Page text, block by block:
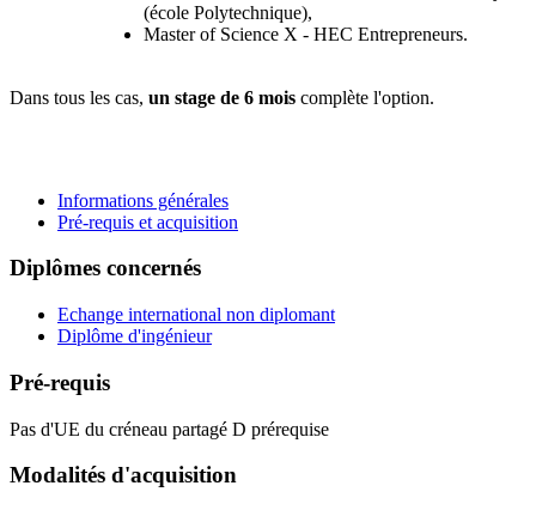
(école Polytechnique),
Master of Science X - HEC Entrepreneurs.
Dans tous les cas, un stage de 6 mois complète l'option.
Informations générales
Pré-requis et acquisition
Diplômes concernés
Echange international non diplomant
Diplôme d'ingénieur
Pré-requis
Pas d'UE du créneau partagé D prérequise
Modalités d'acquisition